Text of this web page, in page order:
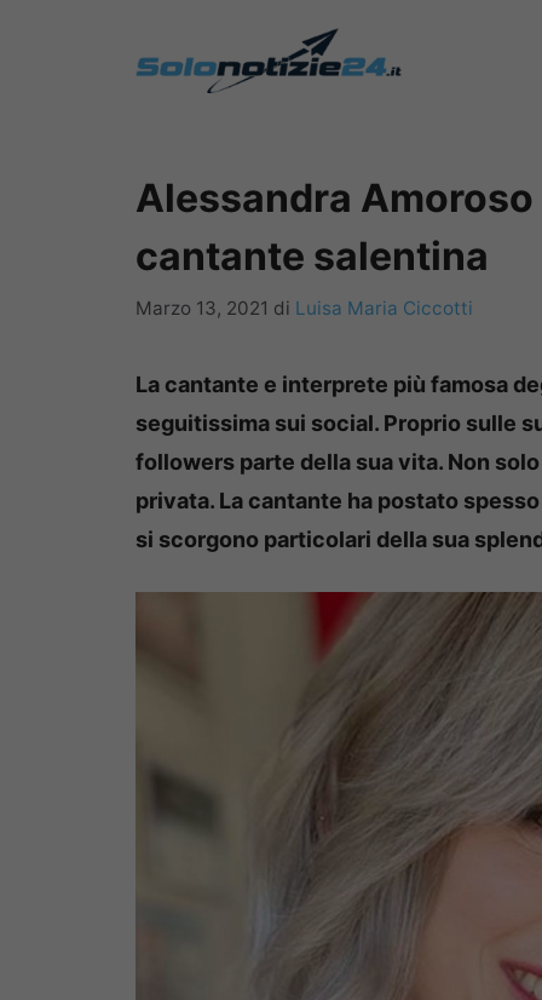
Alessandra
cantante salentina
Marzo 13, 2021 di Luisa Maria Ciccotti
La cantante e interprete più famosa
seguitissima sui social. Proprio sulle
followers parte della sua vita. Non
privata. La cantante ha postato
si scorgono particolari della sua